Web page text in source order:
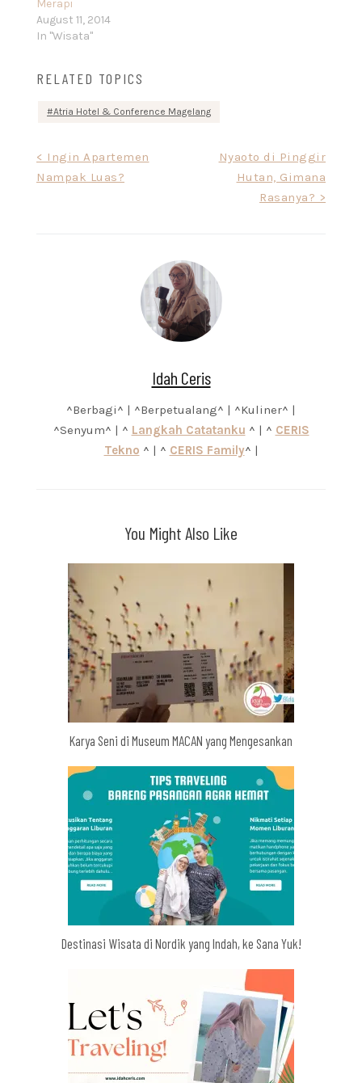
Merapi
August 11, 2014
In "Wisata"
RELATED TOPICS
Atria Hotel & Conference Magelang
navigation
< Ingin Apartemen
Nampak Luas?
Nyaoto di Pinggir
Hutan, Gimana
Rasanya? >
Idah Ceris
^Berbagi^ | ^Berpetualang^ | ^Kuliner^ |
^Senyum^ | ^ Langkah Catatanku ^ | ^ CERIS
Tekno ^ | ^ CERIS Family^ |
You Might Also Like
Karya Seni di Museum MACAN yang Mengesankan
Destinasi Wisata di Nordik yang Indah, ke Sana Yuk!